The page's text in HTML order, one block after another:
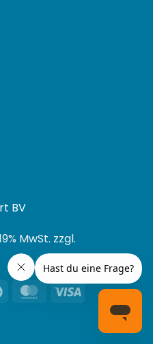
BV
MwSt. zzgl.
Maestro MasterCard
Visa